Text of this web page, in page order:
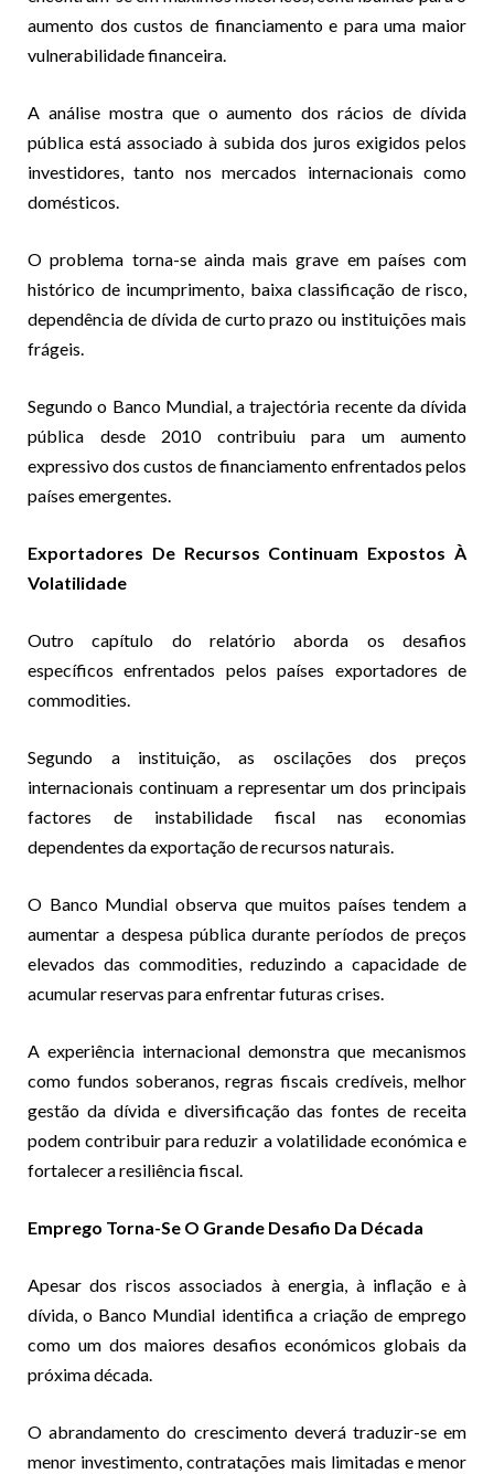
aumento dos custos de financiamento e para uma maior
vulnerabilidade financeira.
A análise mostra que o aumento dos rácios de dívida
pública está associado à subida dos juros exigidos pelos
investidores, tanto nos mercados internacionais como
domésticos.
O problema torna-se ainda mais grave em países com
histórico de incumprimento, baixa classificação de risco,
dependência de dívida de curto prazo ou instituições mais
frágeis.
Segundo o Banco Mundial, a trajectória recente da dívida
pública desde 2010 contribuiu para um aumento
expressivo dos custos de financiamento enfrentados pelos
países emergentes.
Exportadores De Recursos Continuam Expostos À
Volatilidade
Outro capítulo do relatório aborda os desafios
específicos enfrentados pelos países exportadores de
commodities.
Segundo a instituição, as oscilações dos preços
internacionais continuam a representar um dos principais
factores de instabilidade fiscal nas economias
dependentes da exportação de recursos naturais.
O Banco Mundial observa que muitos países tendem a
aumentar a despesa pública durante períodos de preços
elevados das commodities, reduzindo a capacidade de
acumular reservas para enfrentar futuras crises.
A experiência internacional demonstra que mecanismos
como fundos soberanos, regras fiscais credíveis, melhor
gestão da dívida e diversificação das fontes de receita
podem contribuir para reduzir a volatilidade económica e
fortalecer a resiliência fiscal.
Emprego Torna-Se O Grande Desafio Da Década
Apesar dos riscos associados à energia, à inflação e à
dívida, o Banco Mundial identifica a criação de emprego
como um dos maiores desafios económicos globais da
próxima década.
O abrandamento do crescimento deverá traduzir-se em
menor investimento, contratações mais limitadas e menor